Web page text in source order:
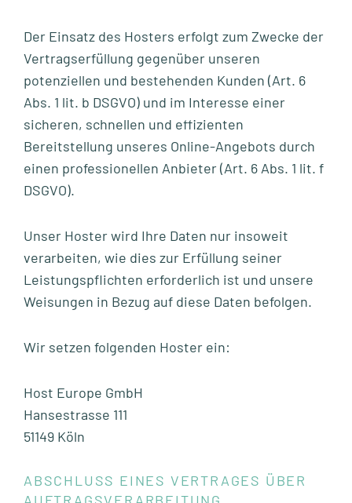
Der Einsatz des Hosters erfolgt zum Zwecke der
Vertragserfüllung gegenüber unseren
potenziellen und bestehenden Kunden (Art. 6
Abs. 1 lit. b DSGVO) und im Interesse einer
sicheren, schnellen und effizienten
Bereitstellung unseres Online-Angebots durch
einen professionellen Anbieter (Art. 6 Abs. 1 lit. f
DSGVO).
Unser Hoster wird Ihre Daten nur insoweit
verarbeiten, wie dies zur Erfüllung seiner
Leistungspflichten erforderlich ist und unsere
Weisungen in Bezug auf diese Daten befolgen.
Wir setzen folgenden Hoster ein:
Host Europe GmbH
Hansestrasse 111
51149 Köln
ABSCHLUSS EINES VERTRAGES ÜBER